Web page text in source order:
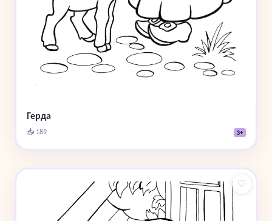
Герда
📥 189 3+
♡